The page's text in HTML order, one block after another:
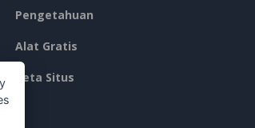
Pengetahuan
Alat Gratis
Peta Situs